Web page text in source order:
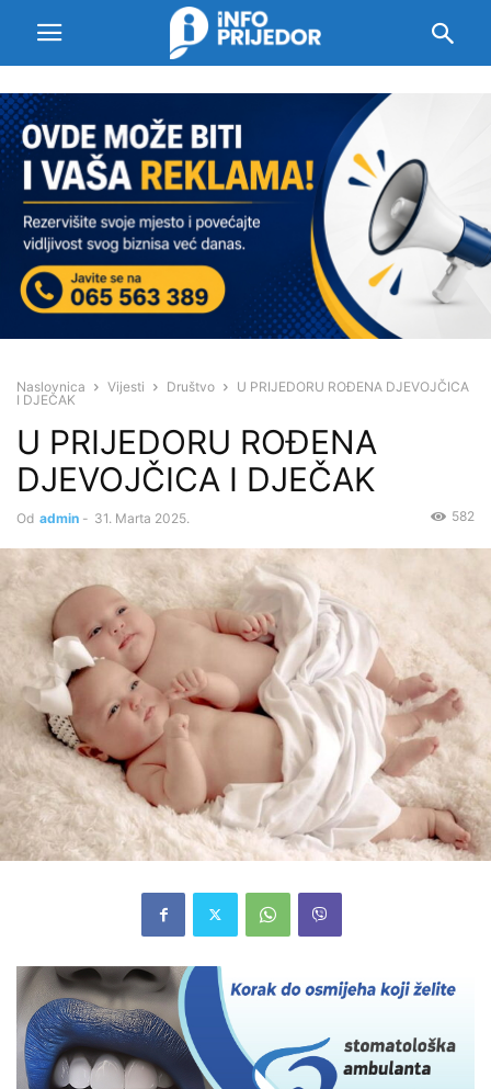
Naslovnica Vijesti Društvo
U PRIJEDORU ROĐENA DJEVOJČICA
I DJEČAK
U PRIJEDORU ROĐENA
DJEVOJČICA I DJEČAK
Od admin - 31. Marta 2025. 582